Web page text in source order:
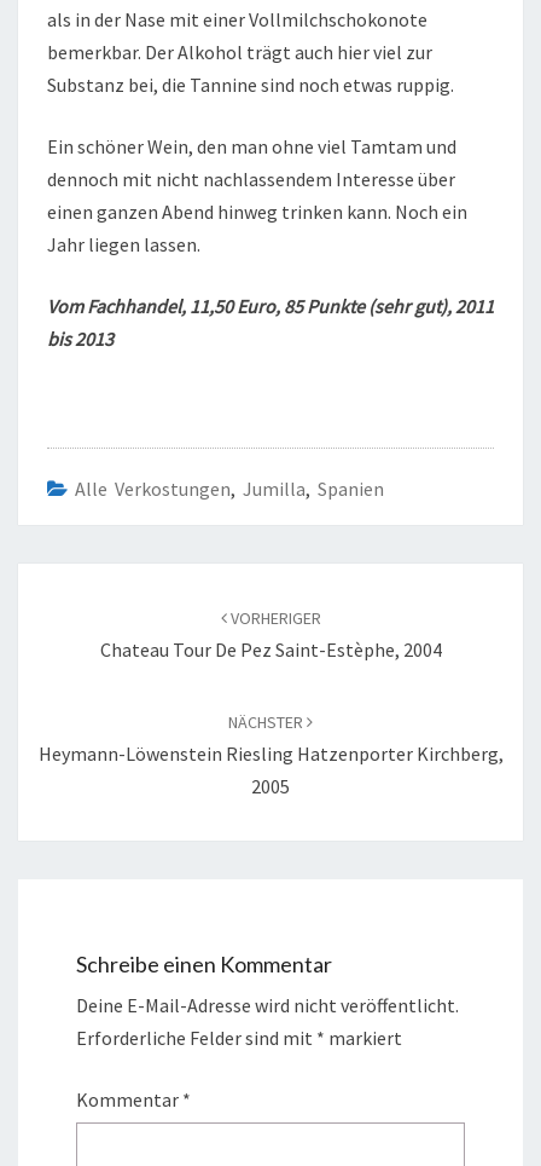
als in der Nase mit einer Vollmilchschokonote
bemerkbar. Der Alkohol trägt auch hier viel zur
Substanz bei, die Tannine sind noch etwas ruppig.
Ein schöner Wein, den man ohne viel Tamtam und
dennoch mit nicht nachlassendem Interesse über
einen ganzen Abend hinweg trinken kann. Noch ein
Jahr liegen lassen.
Vom Fachhandel, 11,50 Euro, 85 Punkte (sehr gut), 2011
bis 2013
Alle Verkostungen, Jumilla, Spanien
VORHERIGER
Chateau Tour De Pez Saint-Estèphe, 2004
NÄCHSTER
Heymann-Löwenstein Riesling Hatzenporter Kirchberg,
2005
Schreibe einen Kommentar
Deine E-Mail-Adresse wird nicht veröffentlicht.
Erforderliche Felder sind mit * markiert
Kommentar *